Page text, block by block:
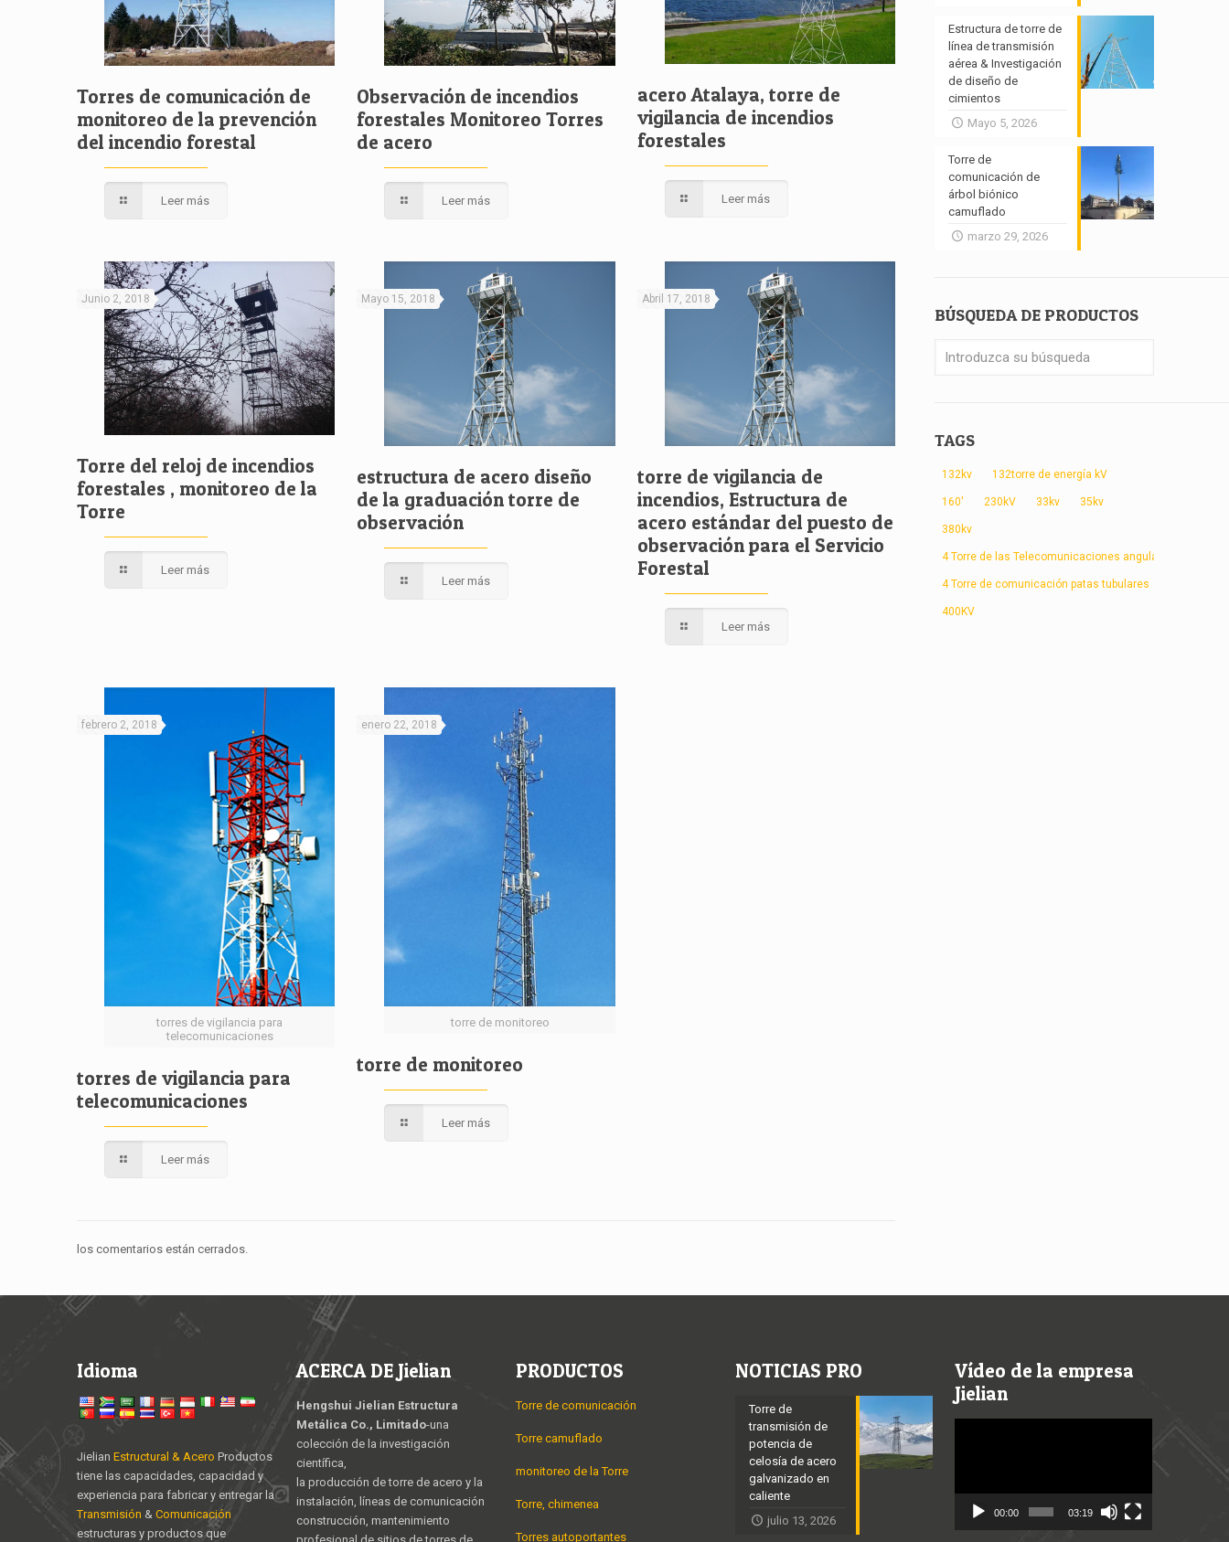
Torres de comunicación de
monitoreo de la prevención
del incendio forestal
Leer más
Observación de incendios
forestales Monitoreo Torres
de acero
Leer más
acero Atalaya, torre de
vigilancia de incendios
forestales
Leer más
Junio 2, 2018
Torre del reloj de incendios
forestales , monitoreo de la
Torre
Leer más
Mayo 15, 2018
estructura de acero diseño
de la graduación torre de
observación
Leer más
Abril 17, 2018
torre de vigilancia de
incendios, Estructura de
acero estándar del puesto de
observación para el Servicio
Forestal
Leer más
torres de vigilancia para
telecomunicaciones
febrero 2, 2018
torres de vigilancia para
telecomunicaciones
Leer más
torre de monitoreo
enero 22, 2018
torre de monitoreo
Leer más
los comentarios están cerrados.
Estructura de torre de
línea de transmisión
aérea & Investigación
de diseño de
cimientos
Mayo 5, 2026
Torre de
comunicación de
árbol biónico
camuflado
marzo 29, 2026
BÚSQUEDA DE PRODUCTOS
TAGS
132kv 132torre de energía kV
160' 230kV 33kv 35kv
380kv
4 Torre de las Telecomunicaciones angular patas
4 Torre de comunicación patas tubulares
400KV
Idioma
Jielian Estructural & Acero Productos
tiene las capacidades, capacidad y
experiencia para fabricar y entregar la
Transmisión & Comunicación
estructuras y productos que
ACERCA DE Jielian
Hengshui Jielian Estructura
Metálica Co., Limitado-una
colección de la investigación
científica,
la producción de torre de acero y la
instalación, líneas de comunicación
construcción, mantenimiento
PRODUCTOS
Torre de comunicación
Torre camuflado
monitoreo de la Torre
Torre, chimenea
Torres autoportantes
NOTICIAS PRO
Torre de
transmisión de
potencia de
celosía de acero
galvanizado en
caliente
julio 13, 2026
Vídeo de la empresa
Jielian
00:00 03:19